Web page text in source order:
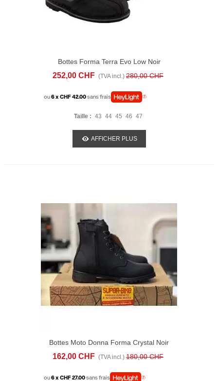
Bottes Forma Terra Evo Low Noir
252,00 CHF (TVA incl.) 280,00 CHF
ou6 x CHF 42.00sans frais
Taille : 43 44 45 46 47
AFFICHER PLUS
Bottes Moto Donna Forma Crystal Noir
162,00 CHF (TVA incl.) 180,00 CHF
ou6 x CHF 27.00sans frais